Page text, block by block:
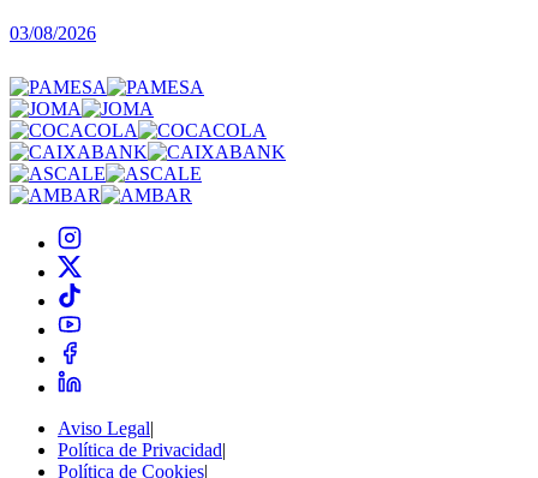
03/08/2026
Aviso Legal|
Política de Privacidad|
Política de Cookies|